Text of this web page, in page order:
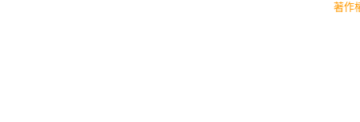
著作